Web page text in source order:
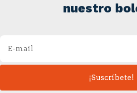
nuestro